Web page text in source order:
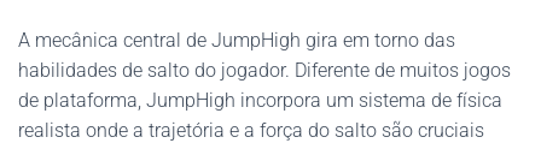
A mecânica central de JumpHigh gira em torno das
habilidades de salto do jogador. Diferente de muitos jogos
de plataforma, JumpHigh incorpora um sistema de física
realista onde a trajetória e a força do salto são cruciais